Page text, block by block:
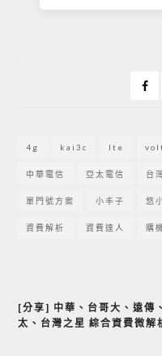
4g kai3c lte
中華電信 亞太電信 台
單門號方案 小丰子 悠
資費解析 資費達人 購
文
[分享] 中華、台哥大、遠傳
太、台灣之星 綜合資費微解